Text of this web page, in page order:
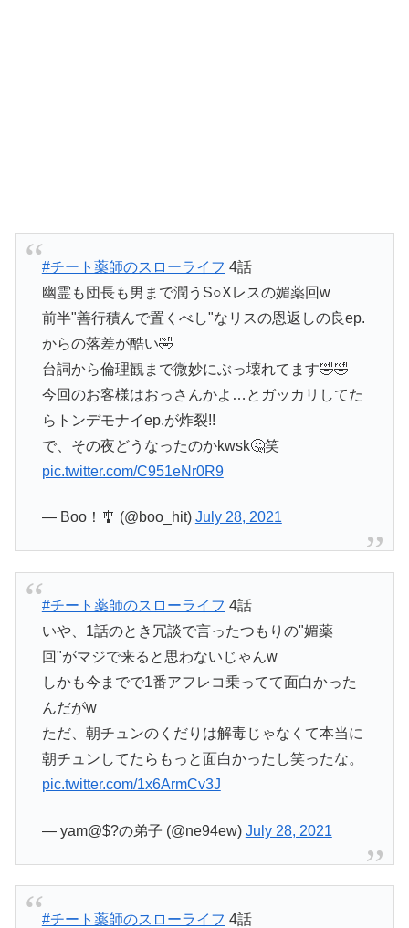
#チート薬師のスローライフ 4話
幽霊も団長も男まで潤うS○Xレスの媚薬回w
前半"善行積んで置くべし"なリスの恩返しの良ep.
からの落差が酷い🤣
台詞から倫理観まで微妙にぶっ壊れてます🤣🤣
今回のお客様はおっさんかよ…とガッカリしてた
らトンデモナイep.が炸裂!!
で、その夜どうなったのかkwsk🤔笑
pic.twitter.com/C951eNr0R9
— Boo！🎐 (@boo_hit) July 28, 2021
#チート薬師のスローライフ 4話
いや、1話のとき冗談で言ったつもりの"媚薬
回"がマジで来ると思わないじゃんw
しかも今までで1番アフレコ乗ってて面白かった
んだがw
ただ、朝チュンのくだりは解毒じゃなくて本当に
朝チュンしてたらもっと面白かったし笑ったな。
pic.twitter.com/1x6ArmCv3J
— yam@$?の弟子 (@ne94ew) July 28, 2021
#チート薬師のスローライフ 4話